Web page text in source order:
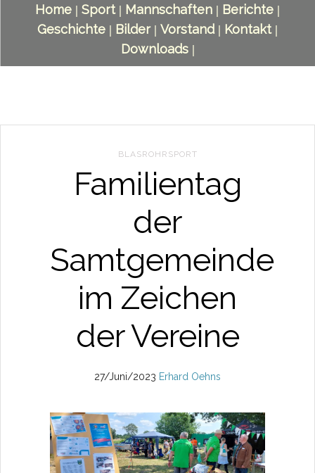
Home | Sport| Mannschaften | Berichte |
Geschichte | Bilder| Vorstand | Kontakt|
Downloads|
BLASROHRSPORT
Familientag
der
Samtgemeinde
im Zeichen
der Vereine
27/Juni/2023 Erhard Oehns